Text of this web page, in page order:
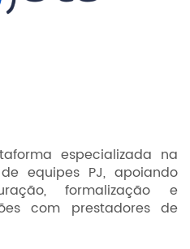
especializada na
equipes PJ, apoiando
formalização e
com prestadores de